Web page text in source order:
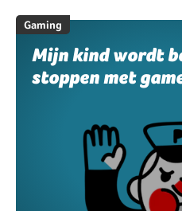
Gaming
Mijn kind wordt
stoppen met